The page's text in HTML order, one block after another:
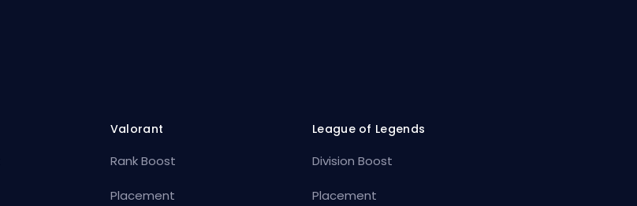
Valorant
Rank Boost
Placement
League of Legends
Division Boost
Placement